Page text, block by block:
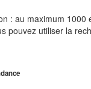
: au maximum 1000
pouvez utiliser la